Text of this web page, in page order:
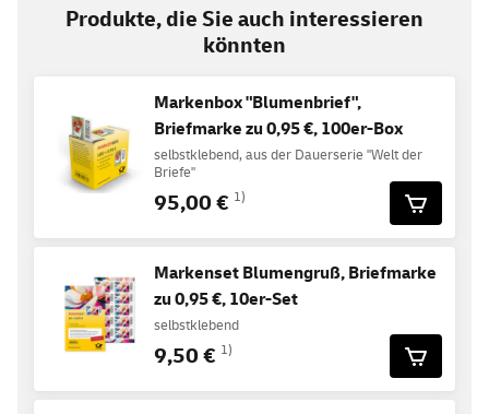
Produkte, die Sie auch interessieren
könnten
Markenbox "Blumenbrief",
Briefmarke zu 0,95 €, 100er-Box
selbstklebend, aus der Dauerserie "Welt der
Briefe"
95,00 € 1)
Markenset Blumengruß, Briefmarke
zu 0,95 €, 10er-Set
selbstklebend
9,50 € 1)